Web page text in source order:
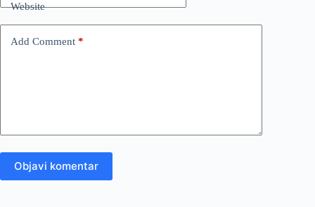
Website
Add Comment *
Objavi komentar